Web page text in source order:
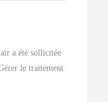
a été sollicitée
le traitement